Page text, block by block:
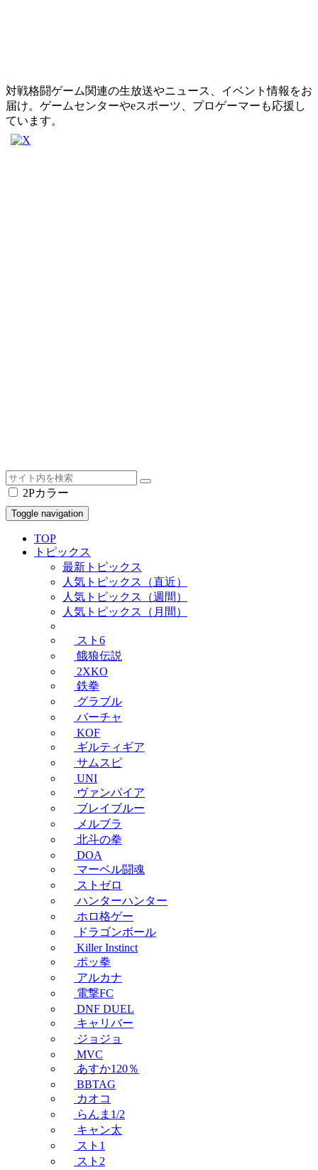
対戦格闘ゲーム関連の生放送やニュース、イベント情報をお
届け。ゲームセンターやeスポーツ、プロゲーマーも応援し
ています。
2Pカラー
Toggle navigation
TOP
トピックス
最新トピックス
人気トピックス（直近）
人気トピックス（週間）
人気トピックス（月間）
スト6
餓狼伝説
2XKO
鉄拳
グラブル
バーチャ
KOF
ギルティギア
サムスピ
UNI
ヴァンパイア
ブレイブルー
メルブラ
北斗の拳
DOA
マーベル闘魂
ストゼロ
ハンターハンター
ホロ格ゲー
ドラゴンボール
Killer Instinct
ポッ拳
アルカナ
電撃FC
DNF DUEL
キャリバー
ジョジョ
MVC
あすか120％
BBTAG
カオコ
らんま1/2
キャン太
スト1
スト2